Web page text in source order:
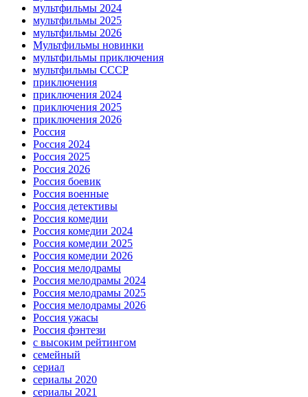
мультфильмы 2024
мультфильмы 2025
мультфильмы 2026
Мультфильмы новинки
мультфильмы приключения
мультфильмы СССР
приключения
приключения 2024
приключения 2025
приключения 2026
Россия
Россия 2024
Россия 2025
Россия 2026
Россия боевик
Россия военные
Россия детективы
Россия комедии
Россия комедии 2024
Россия комедии 2025
Россия комедии 2026
Россия мелодрамы
Россия мелодрамы 2024
Россия мелодрамы 2025
Россия мелодрамы 2026
Россия ужасы
Россия фэнтези
с высоким рейтингом
семейный
сериал
сериалы 2020
сериалы 2021